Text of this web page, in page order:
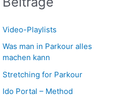
Video-Playlists
Was man in Parkour alles
machen kann
Stretching for Parkour
Ido Portal – Method